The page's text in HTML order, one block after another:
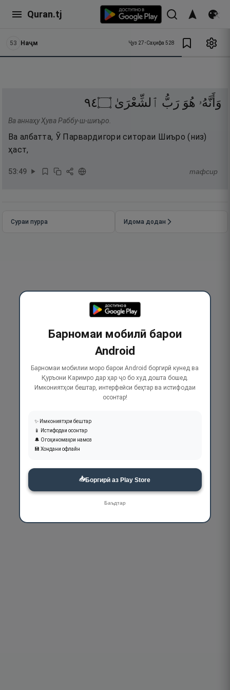
Quran.tj
53 Наҷм Ҷуз 27•Саҳифа 528
وَأَنَّهُۥ هُوَ رَبُّ ٱلشِّعْرَىٰ ۝٤٩
Ва аннаҳу Ҳува Раббу-ш-шиъро.
Ва албатта, Ӯ Парвардигори ситораи Шиъро (низ)
ҳаст,
53:49 тафсир
Сураи пурра Идома додан
Барномаи мобилӣ барои
Android
Барномаи мобилии моро барои Android боргирӣ кунед ва
Қуръони Каримро дар ҳар ҷо бо худ дошта бошед.
Имкониятҳои бештар, интерфейси беҳтар ва истифодаи
осонтар!
✨ Имкониятҳои бештар
📱 Истифодаи осонтар
🔔 Огоҳиномаҳои намоз
💾 Хондани офлайн
📥Боргирӣ аз Play Store
Баъдтар